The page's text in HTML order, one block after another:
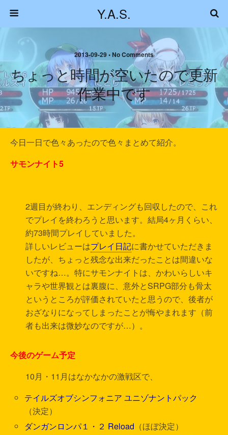
Y.A.S.
2013-09-29 • No Comments
ちょっと時間が空いたので更新
作業中です
今日一日で色々あったので色々まとめて紹介。
サモンナイト5
2週目が終わり、エンディングも回収したので、これ
でプレイを終わろうと思います。結局4ヶ月くらい、
約73時間プレイしていました。
詳しいレビューはプレイ日記に書かせていただきま
したが、ちょっと残念な出来だったことは間違いな
いですね…。特にサモンナイトは、かわいらしいキ
ャラや世界観とは裏腹に、意外とSRPG部分も骨太
というところが評価されていたと思うので、後者が
おざなりになってしまったことが悔やまれます（前
者も出来は微妙なのですが…）。
今後のゲーム予定
10月・11月はなかなかの激戦区で、
テイルズオブシンフォニア ユニゾナントパック
（決定）
ダンガンロンパ１・２ Reload （ほぼ決定）